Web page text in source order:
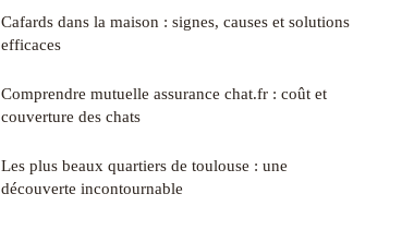
Cafards dans la maison : signes, causes et solutions
efficaces
Comprendre mutuelle assurance chat.fr : coût et
couverture des chats
Les plus beaux quartiers de toulouse : une
découverte incontournable